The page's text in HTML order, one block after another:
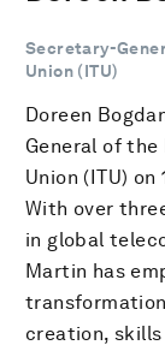
Secretary-
Union (ITU)
Doreen
General of
Union (ITU) on
With over
in global
Martin has
creation,